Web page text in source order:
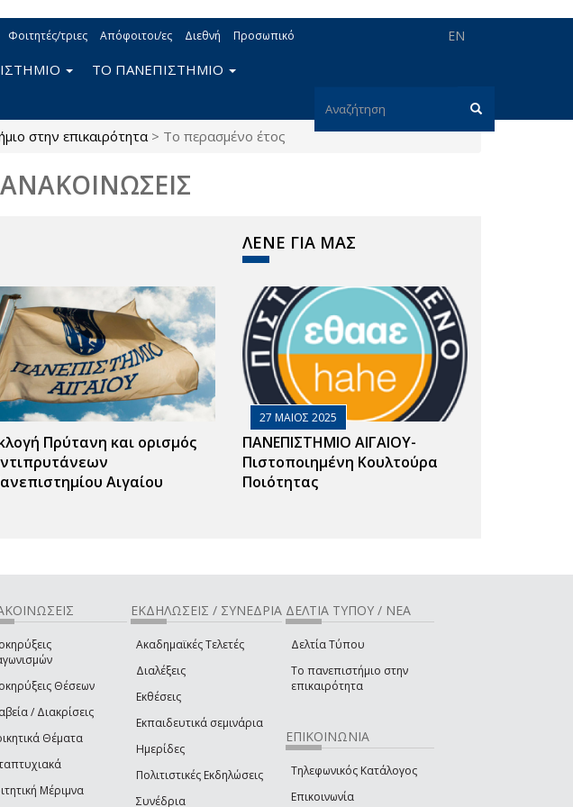
EN
Φοιτητές/τριες Απόφοιτοι/ες Διεθνή Προσωπικό
Φόρμα
ΤΟ ΠΑΝΕΠΙΣΤΗΜΙΟ
στην επικαιρότητα > Το περασμένο έτος
Πρύτανη και ορισμός
Αιγαίου
ΛΕΝΕ ΓΙΑ ΜΑΣ
27 ΜΑΙΟΣ 2025
ΠΑΝΕΠΙΣΤΗΜΙΟ ΑΙΓΑΙΟΥ-
Πιστοποιημένη Κουλτούρα
Ποιότητας
Θέσεων
/ Διακρίσεις
Θέματα
Μέριμνα
ΕΚΔΗΛΩΣΕΙΣ / ΣΥΝΕΔΡΙΑ
Ακαδημαϊκές Τελετές
Διαλέξεις
Εκθέσεις
Εκπαιδευτικά σεμινάρια
Ημερίδες
Πολιτιστικές Εκδηλώσεις
Συνέδρια
ΔΕΛΤΙΑ ΤΥΠΟΥ / ΝΕΑ
Δελτία Τύπου
Το πανεπιστήμιο στην
επικαιρότητα
ΕΠΙΚΟΙΝΩΝΙΑ
Τηλεφωνικός Κατάλογος
Επικοινωνία